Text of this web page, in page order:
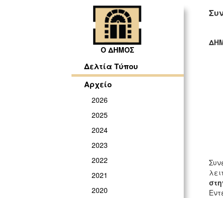
Ο ΔΗΜΟΣ
Δελτία Τύπου
Αρχείο
2026
2025
2024
2023
2022
2021
2020